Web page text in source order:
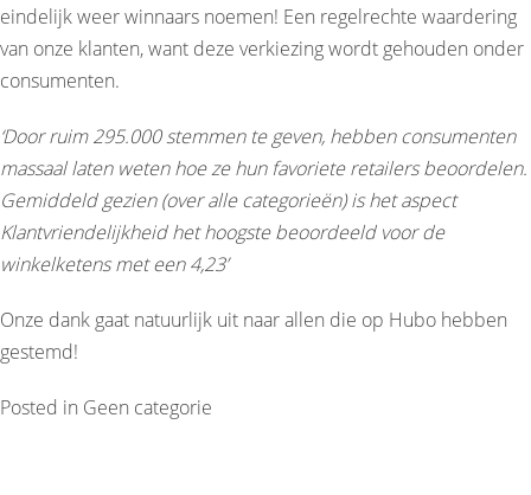
eindelijk weer winnaars noemen! Een regelrechte waardering
van onze klanten, want deze verkiezing wordt gehouden onder
consumenten.
‘Door ruim 295.000 stemmen te geven, hebben consumenten
massaal laten weten hoe ze hun favoriete retailers beoordelen.
Gemiddeld gezien (over alle categorieën) is het aspect
Klantvriendelijkheid het hoogste beoordeeld voor de
winkelketens met een 4,23’
Onze dank gaat natuurlijk uit naar allen die op Hubo hebben
gestemd!
Posted in Geen categorie